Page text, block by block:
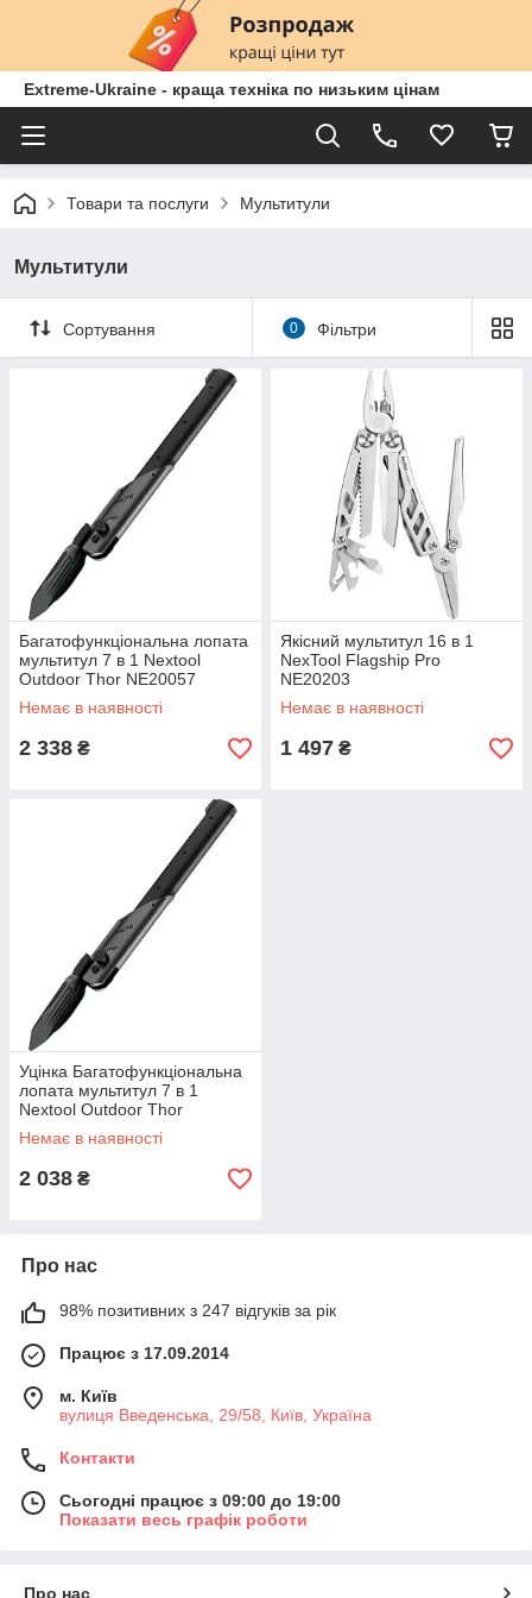
Extreme-Ukraine - краща техніка по низьким цінам
Товари та послуги Мультитули
Мультитули
Сортування 0 Фільтри
Багатофункціональна лопата
мультитул 7 в 1 Nextool
Outdoor Thor NE20057
Немає в наявності
2 338 ₴
Якісний мультитул 16 в 1
NexTool Flagship Pro
NE20203
Немає в наявності
1 497 ₴
Уцінка Багатофункціональна
лопата мультитул 7 в 1
Nextool Outdoor Thor
NE20057 (вітринний зразок)
Немає в наявності
2 038 ₴
Про нас
98% позитивних з 247 відгуків за рік
Працює з 17.09.2014
м. Київ
вулиця Введенська, 29/58, Київ, Україна
Контакти
Сьогодні працює з 09:00 до 19:00
Показати весь графік роботи
Про нас